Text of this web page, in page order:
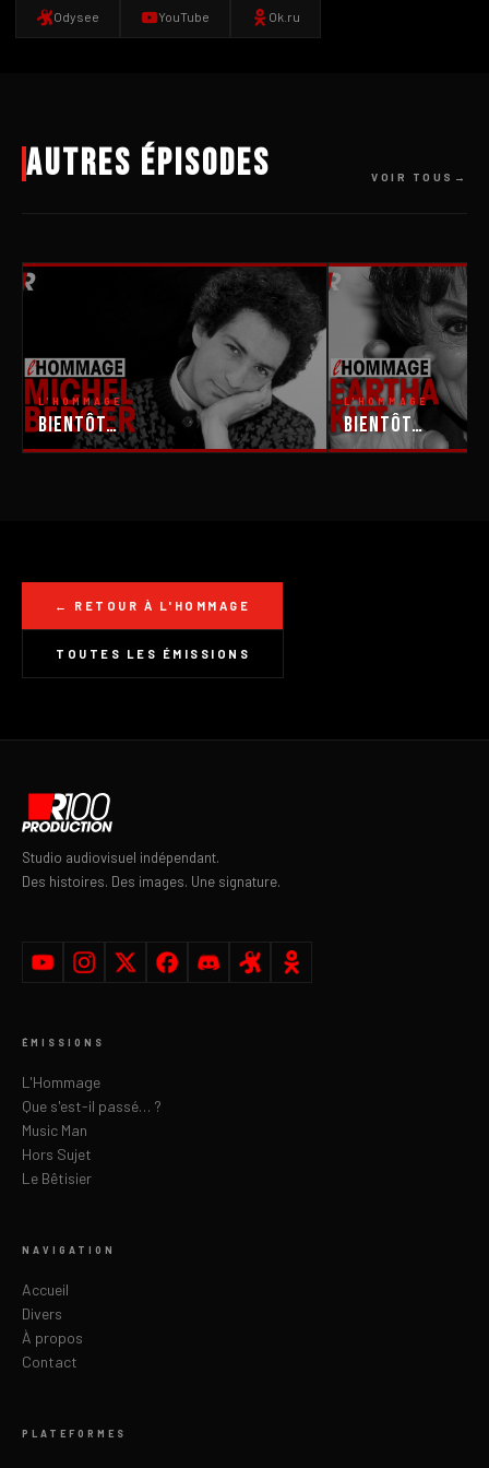
Odysee YouTube Ok.ru
Autres épisodes VOIR TOUS
L'HOMMAGE
Bientôt…
L'HOMMAGE
Bientôt…
← RETOUR À L'HOMMAGE
TOUTES LES ÉMISSIONS
Studio audiovisuel indépendant.
Des histoires. Des images. Une signature.
ÉMISSIONS
L'Hommage
Que s'est-il passé… ?
Music Man
Hors Sujet
Le Bêtisier
NAVIGATION
Accueil
Divers
À propos
Contact
PLATEFORMES